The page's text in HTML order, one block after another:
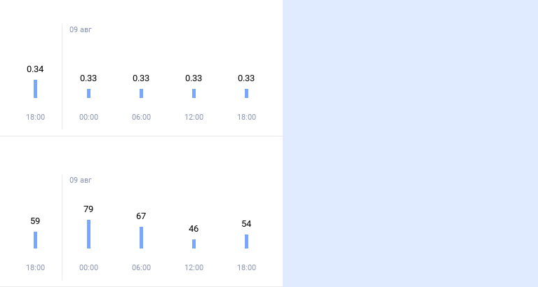
0.34
18:00
09 авг
0.33
00:00
0.33
06:00
0.33
12:00
0.33
18:00
59
18:00
09 авг
79
00:00
67
06:00
46
12:00
54
18:00